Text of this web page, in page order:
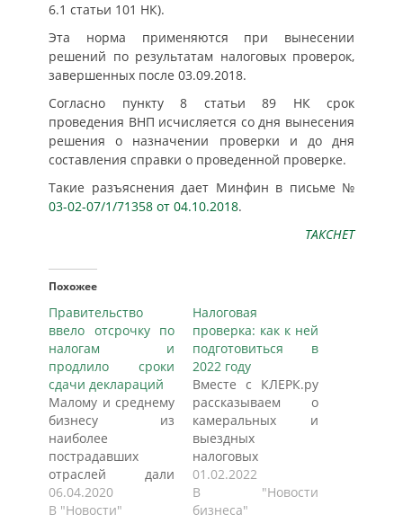
6.1 статьи 101 НК).
Эта норма применяются при вынесении
решений по результатам налоговых проверок,
завершенных после 03.09.2018.
Согласно пункту 8 статьи 89 НК срок
проведения ВНП исчисляется со дня вынесения
решения о назначении проверки и до дня
составления справки о проведенной проверке.
Такие разъяснения дает Минфин в письме №
03-02-07/1/71358 от 04.10.2018.
ТАКСНЕТ
Похожее
Правительство
ввело отсрочку по
налогам и
продлило сроки
сдачи деклараций
Малому и среднему
бизнесу из
наиболее
пострадавших
отраслей дали
отсрочку по уплате
налогов на полгода.
06.04.2020
В "Новости"
Налоговая
проверка: как к ней
подготовиться в
2022 году
Вместе с КЛЕРК.ру
рассказываем о
камеральных и
выездных
налоговых
проверках: какие
документы
запрашивают и в
01.02.2022
В "Новости
бизнеса"